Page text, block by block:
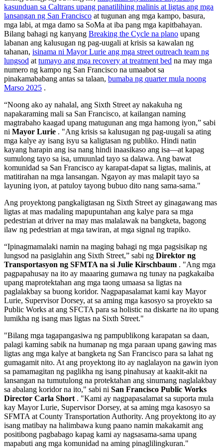
kasunduan sa Caltrans upang panatilihing malinis at ligtas ang mga
lansangan ng San Francisco at tugunan ang mga kampo, basura,
mga labi, at mga damo sa SoMa at iba pang mga kapitbahayan.
Bilang bahagi ng kanyang Breaking the Cycle na plano upang
labanan ang kalusugan ng pag-uugali at krisis sa kawalan ng
tahanan, isinama ni Mayor Lurie ang mga street outreach team ng
lungsod at tumayo ang mga recovery at treatment bed na may mga
numero ng kampo ng San Francisco na umaabot sa
pinakamababang antas sa talaan, bumaba ng quarter mula noong
Marso 2025 .
“Noong ako ay nahalal, ang Sixth Street ay nakakuha ng
napakaraming mali sa San Francisco, at kailangan naming
magtrabaho kaagad upang matugunan ang mga hamong iyon,” sabi
ni Mayor Lurie . "Ang krisis sa kalusugan ng pag-uugali sa ating
mga kalye ay isang isyu sa kaligtasan ng publiko. Hindi natin
kayang harapin ang isa nang hindi inaasikaso ang isa—at kapag
sumulong tayo sa isa, umuunlad tayo sa dalawa. Ang bawat
komunidad sa San Francisco ay karapat-dapat sa ligtas, malinis, at
matitirahan na mga lansangan. Ngayon ay mas malapit tayo sa
layuning iyon, at patuloy tayong bubuo dito nang sama-sama."
Ang proyektong pangkaligtasan ng Sixth Street ay ginagawang mas
ligtas at mas madaling mapupuntahan ang kalye para sa mga
pedestrian at driver na may mas malalawak na bangketa, bagong
ilaw ng pedestrian at mga tawiran, at mga signal ng trapiko.
“Ipinagmamalaki namin na maging bahagi ng mga pagsisikap ng
lungsod na pasiglahin ang Sixth Street,” sabi ng Direktor ng
Transportasyon ng SFMTA na si Julie Kirschbaum . "Ang mga
pagpapahusay na ito ay maaaring gumawa ng tunay na pagkakaiba
upang maprotektahan ang mga taong umaasa sa ligtas na
paglalakbay sa buong koridor. Nagpapasalamat kami kay Mayor
Lurie, Supervisor Dorsey, at sa aming mga kasosyo sa proyekto sa
Public Works at ang SFCTA para sa holistic na diskarte na ito upang
lumikha ng isang mas ligtas na Sixth Street."
"Bilang mga tagapangasiwa ng pampublikong karapatan sa daan,
palagi kaming sabik na humanap ng mga paraan upang gawing mas
ligtas ang mga kalye at bangketa ng San Francisco para sa lahat ng
gumagamit nito. At ang proyektong ito ay naglalayon na gawin iyon
sa pamamagitan ng paglikha ng isang pinahusay at kaakit-akit na
lansangan na tumutulong na protektahan ang sinumang naglalakbay
sa abalang koridor na ito," sabi ni San Francisco Public Works
Director Carla Short . "Kami ay nagpapasalamat sa suporta mula
kay Mayor Lurie, Supervisor Dorsey, at sa aming mga kasosyo sa
SFMTA at County Transportation Authority. Ang proyektong ito ay
isang matibay na halimbawa kung paano namin makakamit ang
positibong pagbabago kapag kami ay nagsasama-sama upang
mapabuti ang mga komunidad na aming pinaglilingkuran."